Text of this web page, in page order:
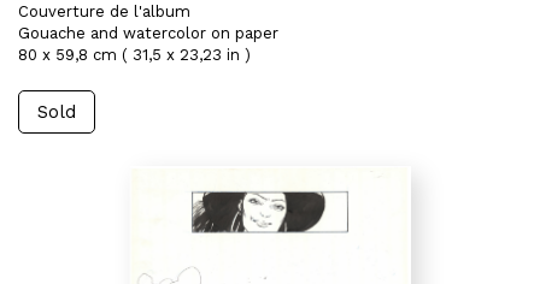
Couverture de l'album
Gouache and watercolor on paper
80 x 59,8 cm ( 31,5 x 23,23 in )
Sold